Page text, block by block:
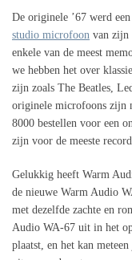
De originele ’67 werd
studio microfoon van zijn
enkele van de meest
we hebben het over
zijn zoals The Beatles,
originele microfoons zijn
8000 bestellen voor een
zijn voor de meeste
Gelukkig heeft Warm
de nieuwe Warm Audio
met dezelfde zachte en
Audio WA-67 uit in het
plaatst, en het kan